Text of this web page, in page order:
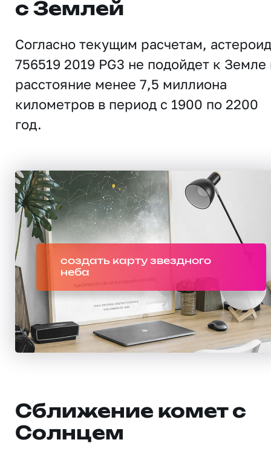
с Землей
Согласно текущим расчетам, астероид
756519 2019 PG3 не подойдет к Земле
расстояние менее 7,5 миллиона
километров в период с 1900 по 2200
год.
создать карту звездного
неба
Сближение комет с
Солнцем